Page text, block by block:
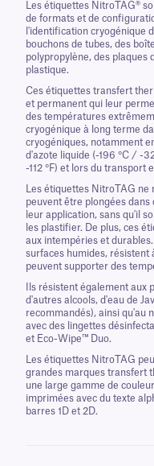
Les étiquettes NitroTAG®
de formats et de
l'identification cryogénique
bouchons de tubes, des
polypropylène, des plaques
plastique.
Ces étiquettes transfert
et permanent qui leur
des températures
cryogénique à long terme
cryogéniques, notamment
d'azote liquide (-196 °C / -
-112 °F) et lors du transport
Les étiquettes NitroTAG
peuvent être plongées
leur application, sans qu'il
les plastifier. De plus, ces
aux intempéries et
surfaces humides, résistent
peuvent supporter des
Ils résistent également aux
d'autres alcools, d'eau de
recommandés), ainsi qu'au
avec des lingettes
et Eco-Wipe™ Duo.
Les étiquettes NitroTAG
grandes marques transfert
une large gamme de
imprimées avec du texte
barres 1D et 2D.